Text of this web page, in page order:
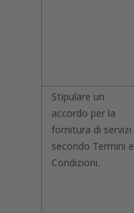
Stipulare un
accordo per la
fornitura di servizi
secondo Termini e
Condizioni.